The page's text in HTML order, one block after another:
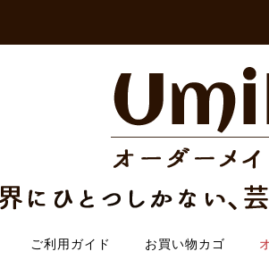
ご利用ガイド お買い物カゴ